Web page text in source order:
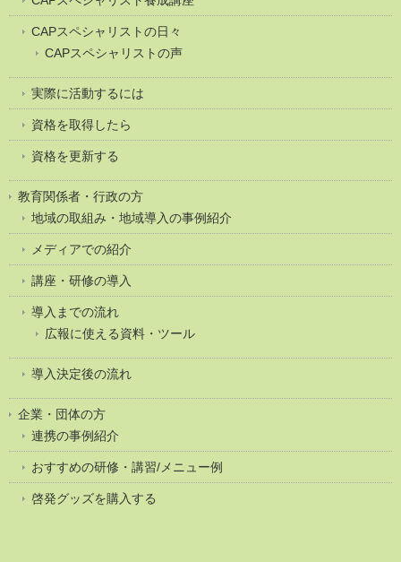
CAPスペシャリストの日々
CAPスペシャリストの声
実際に活動するには
資格を取得したら
資格を更新する
教育関係者・行政の方
地域の取組み・地域導入の事例紹介
メディアでの紹介
講座・研修の導入
導入までの流れ
広報に使える資料・ツール
導入決定後の流れ
企業・団体の方
連携の事例紹介
おすすめの研修・講習/メニュー例
啓発グッズを購入する